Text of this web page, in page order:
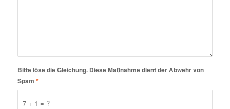
7 + 1 = ?
Bitte löse die Gleichung. Diese Maßnahme dient der Abwehr von
Spam *